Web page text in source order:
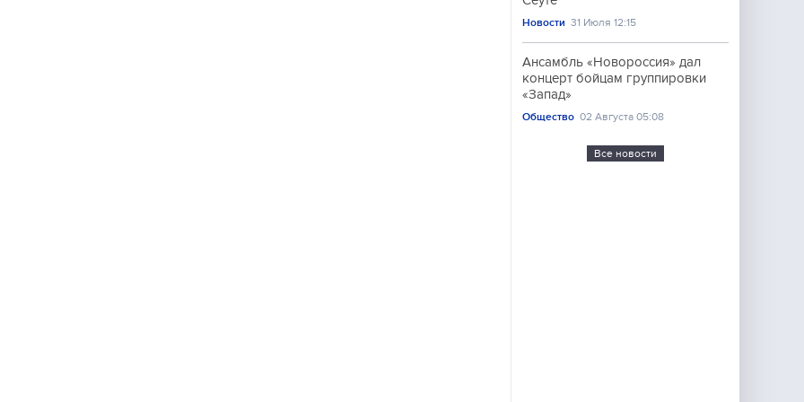
Новости 31 Июля 12:15
Ансамбль «Новороссия» дал
концерт бойцам группировки
«Запад»
Общество 02 Августа 05:08
Все новости